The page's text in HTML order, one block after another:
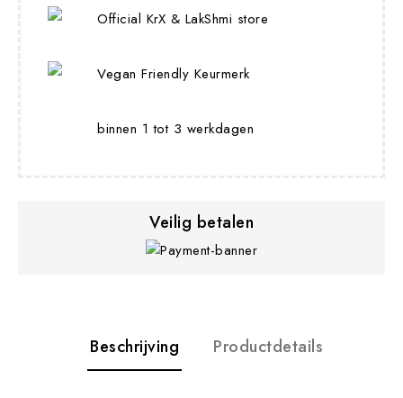
Official KrX & LakShmi store
Vegan Friendly Keurmerk
binnen 1 tot 3 werkdagen
Veilig betalen
Beschrijving Productdetails